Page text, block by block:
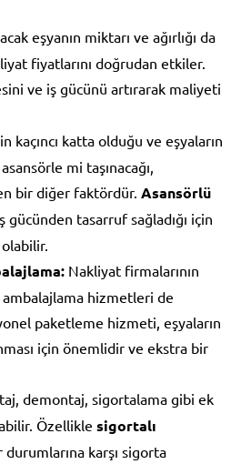
eşyanın miktarı ve ağırlığı da
fiyatlarını doğrudan etkiler.
ve iş gücünü artırarak maliyeti
kaçıncı katta olduğu ve eşyaların
mi taşınacağı,
bir diğer faktördür. Asansörlü
gücünden tasarruf sağladığı için
Nakliyat firmalarının
hizmetleri de
paketleme hizmeti, eşyaların
için önemlidir ve ekstra bir
demontaj, sigortalama gibi ek
Özellikle sigortalı
durumlarına karşı sigorta